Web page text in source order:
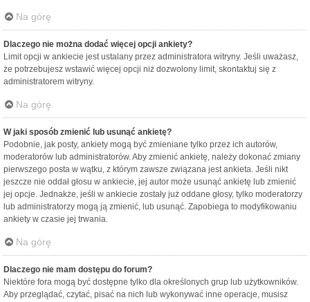
Na górę
Dlaczego nie można dodać więcej opcji ankiety?
Limit opcji w ankiecie jest ustalany przez administratora witryny. Jeśli uważasz,
że potrzebujesz wstawić więcej opcji niż dozwolony limit, skontaktuj się z
administratorem witryny.
Na górę
W jaki sposób zmienić lub usunąć ankietę?
Podobnie, jak posty, ankiety mogą być zmieniane tylko przez ich autorów,
moderatorów lub administratorów. Aby zmienić ankietę, należy dokonać zmiany
pierwszego posta w wątku, z którym zawsze związana jest ankieta. Jeśli nikt
jeszcze nie oddał głosu w ankiecie, jej autor może usunąć ankietę lub zmienić
jej opcje. Jednakże, jeśli w ankiecie zostały już oddane głosy, tylko moderatorzy
lub administratorzy mogą ją zmienić, lub usunąć. Zapobiega to modyfikowaniu
ankiety w czasie jej trwania.
Na górę
Dlaczego nie mam dostępu do forum?
Niektóre fora mogą być dostępne tylko dla określonych grup lub użytkowników.
Aby przeglądać, czytać, pisać na nich lub wykonywać inne operacje, musisz